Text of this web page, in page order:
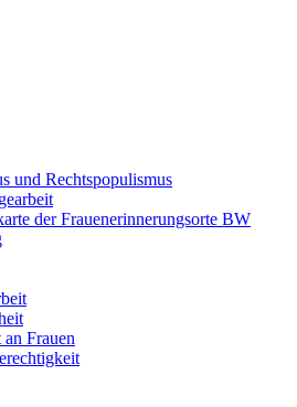
und Rechtspopulismus
der Frauenerinnerungsorte BW
Frauen